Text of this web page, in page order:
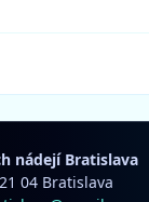
nádejí Bratislava
04 Bratislava